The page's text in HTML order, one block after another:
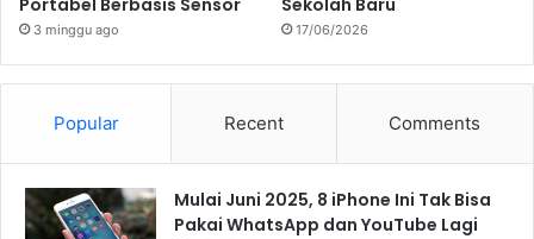
Portabel Berbasis Sensor
3 minggu ago
Sekolah Baru
17/06/2026
Popular Recent Comments
Mulai Juni 2025, 8 iPhone Ini Tak Bisa
Pakai WhatsApp dan YouTube Lagi